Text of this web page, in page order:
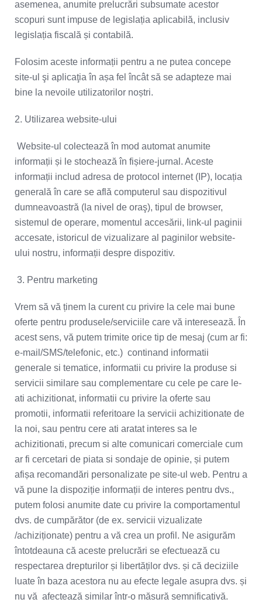
asemenea, anumite prelucrări subsumate acestor
scopuri sunt impuse de legislația aplicabilă, inclusiv
legislația fiscală și contabilă.
Folosim aceste informații pentru a ne putea concepe
site-ul şi aplicaţia în așa fel încât să se adapteze mai
bine la nevoile utilizatorilor noștri.
2. Utilizarea website-ului
Website-ul colectează în mod automat anumite
informații și le stochează în fișiere-jurnal. Aceste
informații includ adresa de protocol internet (IP), locația
generală în care se află computerul sau dispozitivul
dumneavoastră (la nivel de oraş), tipul de browser,
sistemul de operare, momentul accesării, link-ul paginii
accesate, istoricul de vizualizare al paginilor website-
ului nostru, informații despre dispozitiv.
3. Pentru marketing
Vrem să vă ținem la curent cu privire la cele mai bune
oferte pentru produsele/serviciile care vă interesează. În
acest sens, vă putem trimite orice tip de mesaj (cum ar fi:
e-mail/SMS/telefonic, etc.) continand informatii
generale si tematice, informatii cu privire la produse si
servicii similare sau complementare cu cele pe care le-
ati achizitionat, informatii cu privire la oferte sau
promotii, informatii referitoare la servicii achizitionate de
la noi, sau pentru cere ati aratat interes sa le
achizitionati, precum si alte comunicari comerciale cum
ar fi cercetari de piata si sondaje de opinie, și putem
afișa recomandări personalizate pe site-ul web. Pentru a
vă pune la dispoziție informații de interes pentru dvs.,
putem folosi anumite date cu privire la comportamentul
dvs. de cumpărător (de ex. servicii vizualizate
/achiziționate) pentru a vă crea un profil. Ne asigurăm
întotdeauna că aceste prelucrări se efectuează cu
respectarea drepturilor și libertăților dvs. și că deciziile
luate în baza acestora nu au efecte legale asupra dvs. și
nu vă afectează similar într-o măsură semnificativă.